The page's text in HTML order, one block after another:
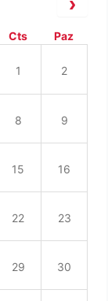
Cts Paz
1 2
8 9
15 16
22 23
29 30